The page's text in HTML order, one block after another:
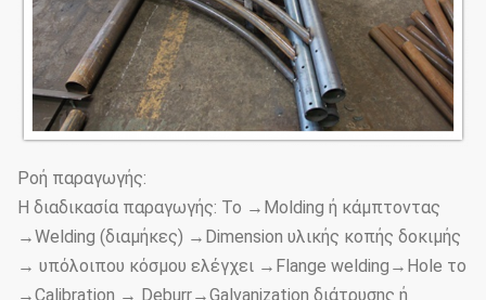
Ροή παραγωγής:
Η διαδικασία παραγωγής: Το →Molding ή κάμπτοντας
→Welding (διαμήκες) →Dimension υλικής κοπής δοκιμής
→ υπόλοιπου κόσμου ελέγχει →Flange welding→Hole το
→Calibration → Deburr→Galvanization διάτρυσης ή